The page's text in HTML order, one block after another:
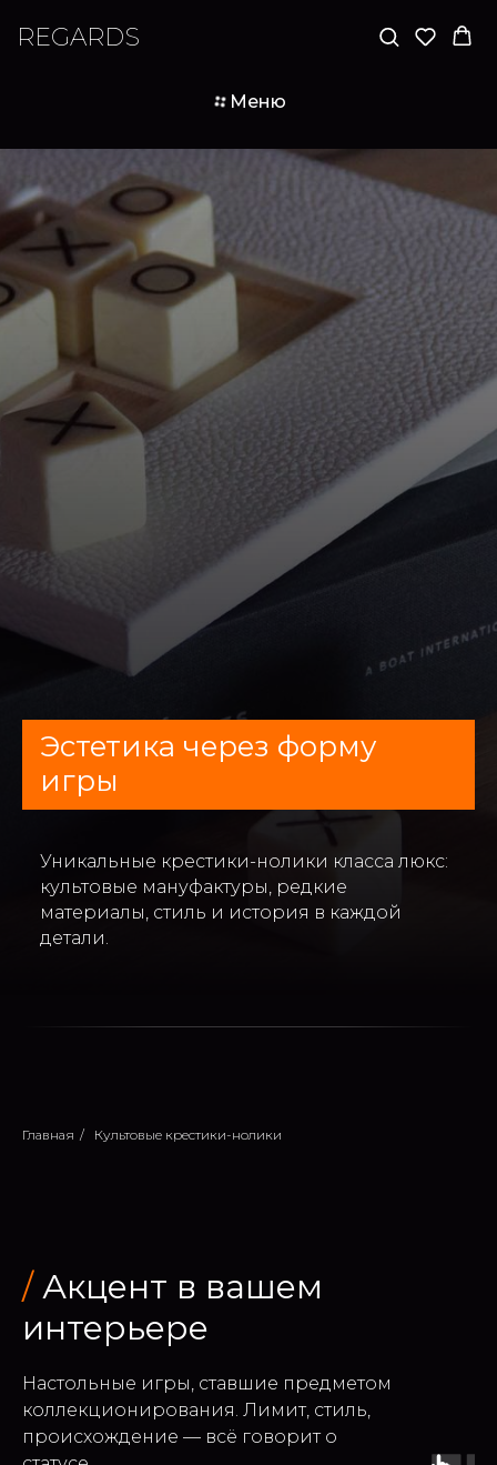
REGARDS
Меню
Эстетика через форму
игры
Уникальные крестики-нолики класса люкс:
культовые мануфактуры, редкие
материалы, стиль и история в каждой
детали.
Главная / Культовые крестики-нолики
/ Акцент в вашем
интерьере
Настольные игры, ставшие предметом
коллекционирования. Лимит, стиль,
происхождение — всё говорит о